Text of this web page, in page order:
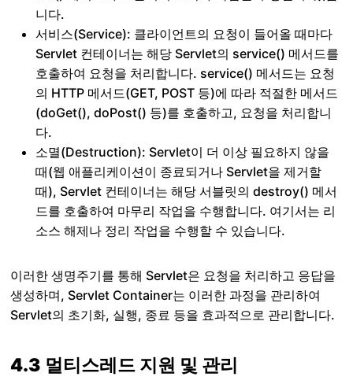
니다.
서비스(Service): 클라이언트의 요청이 들어올 때마다
Servlet 컨테이너는 해당 Servlet의 service() 메서드를
호출하여 요청을 처리합니다. service() 메서드는 요청
의 HTTP 메서드(GET, POST 등)에 따라 적절한 메서드
(doGet(), doPost() 등)를 호출하고, 요청을 처리합니
다.
소멸(Destruction): Servlet이 더 이상 필요하지 않을
때(웹 애플리케이션이 종료되거나 Servlet을 제거할
때), Servlet 컨테이너는 해당 서블릿의 destroy() 메서
드를 호출하여 마무리 작업을 수행합니다. 여기서는 리
소스 해제나 정리 작업을 수행할 수 있습니다.
이러한 생명주기를 통해 Servlet은 요청을 처리하고 응답을
생성하며, Servlet Container는 이러한 과정을 관리하여
Servlet의 초기화, 실행, 종료 등을 효과적으로 관리합니다.
4.3 멀티스레드 지원 및 관리